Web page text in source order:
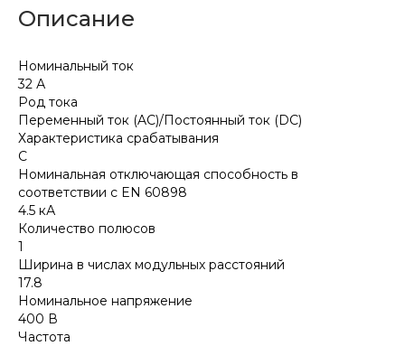
Описание
Номинальный ток
32 А
Род тока
Переменный ток (AC)/Постоянный ток (DC)
Характеристика срабатывания
C
Номинальная отключающая способность в
соответствии с EN 60898
4.5 кА
Количество полюсов
1
Ширина в числах модульных расстояний
17.8
Номинальное напряжение
400 В
Частота